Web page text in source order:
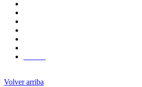
Volver arriba